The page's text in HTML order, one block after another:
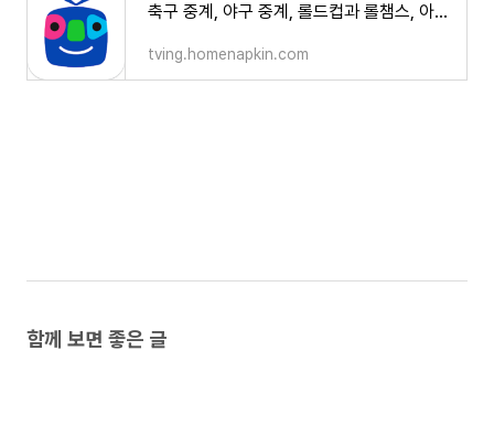
축구 중계, 야구 중계, 롤드컵과 롤챔스, 아프리카TV(AfreecaTV)
tving.homenapkin.com
함께 보면 좋은 글